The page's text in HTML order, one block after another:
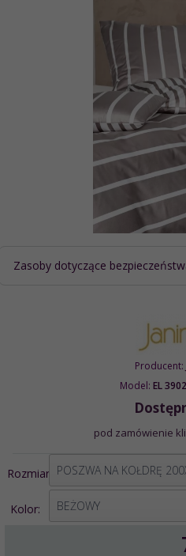
Zasoby dotyczące
Producent:
Model: EL
pod zamówienie
Rozmiar:
Kolor: BEŻOWY